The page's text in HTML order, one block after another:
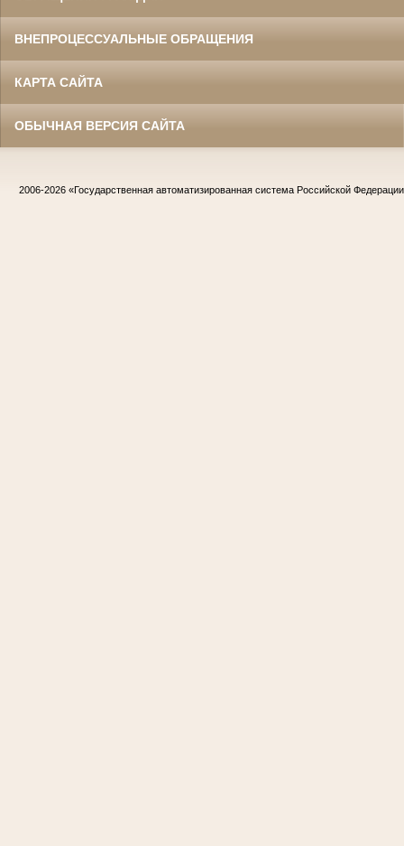
ВНЕПРОЦЕССУАЛЬНЫЕ ОБРАЩЕНИЯ
КАРТА САЙТА
ОБЫЧНАЯ ВЕРСИЯ САЙТА
2006-2026 «Государственная автоматизированная система Российской